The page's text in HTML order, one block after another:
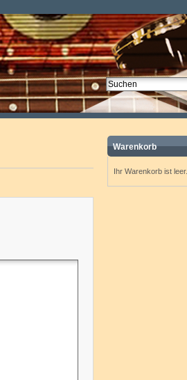
Warenkorb
Ihr Warenkorb ist leer.